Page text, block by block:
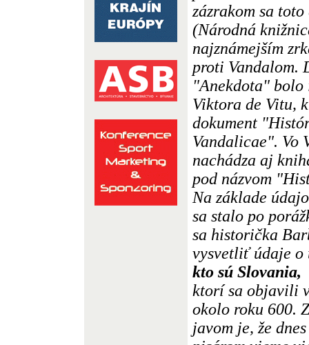
zázrakom sa
(Národná
najznámejším
proti Vandalom.
"Anekdota"
Viktora de Vitu,
dokument
Vandalicae". Vo
nachádza aj
pod názvom
Na základe
sa stalo po
sa historička
vysvetliť údaje o
kto sú Slovania,
ktorí sa objavili
okolo roku 600.
javom je, že